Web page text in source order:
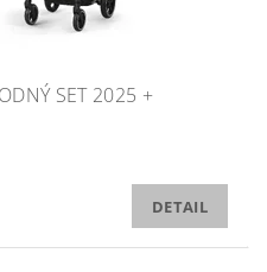
SET 2025 +
DETAIL